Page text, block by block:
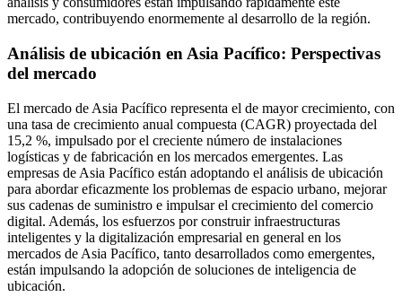
mercado, contribuyendo enormemente al desarrollo de la región.
Análisis de ubicación en Asia Pacífico: Perspectivas
del mercado
El mercado de Asia Pacífico representa el de mayor crecimiento, con
una tasa de crecimiento anual compuesta (CAGR) proyectada del
15,2 %, impulsado por el creciente número de instalaciones
logísticas y de fabricación en los mercados emergentes. Las
empresas de Asia Pacífico están adoptando el análisis de ubicación
para abordar eficazmente los problemas de espacio urbano, mejorar
sus cadenas de suministro e impulsar el crecimiento del comercio
digital. Además, los esfuerzos por construir infraestructuras
inteligentes y la digitalización empresarial en general en los
mercados de Asia Pacífico, tanto desarrollados como emergentes,
están impulsando la adopción de soluciones de inteligencia de
ubicación.